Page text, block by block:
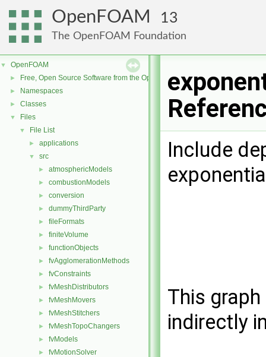
OpenFOAM 13
The OpenFOAM Foundation
▼ OpenFOAM
► Free, Open Source Software from the OpenFOAM Foundation
► Namespaces
► Classes
▼ Files
▼ File List
► applications
▼ src
► atmosphericModels
► combustionModels
► conversion
► dummyThirdParty
► fileFormats
► finiteVolume
► functionObjects
► fvAgglomerationMethods
► fvConstraints
► fvMeshDistributors
► fvMeshMovers
► fvMeshStitchers
► fvMeshTopoChangers
► fvModels
► fvMotionSolver
Include
This
indirectly